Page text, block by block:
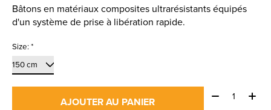
Bâtons en matériaux composites ultrarésistants équipés
d'un système de prise à libération rapide.
Size:*
AJOUTER AU PANIER
Quantité: